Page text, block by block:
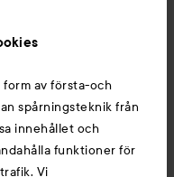
av första-och
spårningsteknik från
innehållet och
funktioner för
Vi